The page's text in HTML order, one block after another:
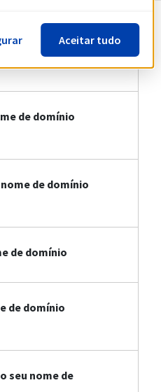
domínio
de domínio
de domínio
de domínio
de domínio
seu nome de
Aceitar tudo